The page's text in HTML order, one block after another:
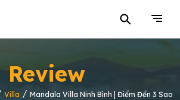
⚲
Review
Villa / Mandala Villa Ninh Bình | Điểm Đến 3 Sao